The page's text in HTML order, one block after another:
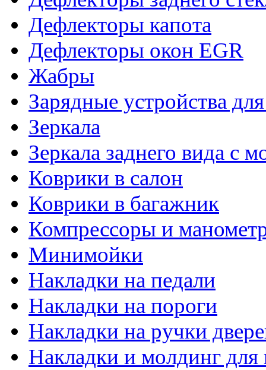
Дефлекторы капота
Дефлекторы окон EGR
Жабры
Зарядные устройства
Зеркала
Зеркала заднего вида с
Коврики в салон
Коврики в багажник
Компрессоры и
Минимойки
Накладки на педали
Накладки на пороги
Накладки на ручки
Накладки и молдинг для